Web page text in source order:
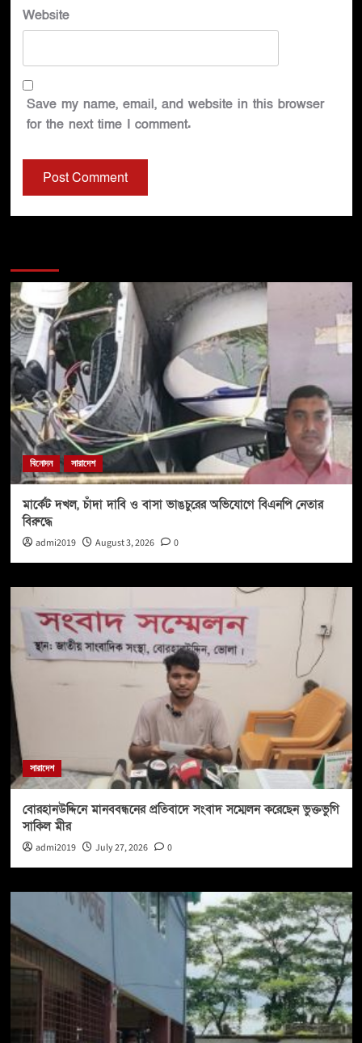
Website
Save my name, email, and website in this browser
for the next time I comment.
বিনোদন সারাদেশ
মার্কেট দখল, চাঁদা দাবি ও বাসা ভাঙচুরের অভিযোগে বিএনপি নেতার
বিরুদ্ধে
admi2019 August 3, 2026 0
সারাদেশ
বোরহানউদ্দিনে মানববন্ধনের প্রতিবাদে সংবাদ সম্মেলন করেছেন ভুক্তভুগি
সাকিল মীর
admi2019 July 27, 2026 0